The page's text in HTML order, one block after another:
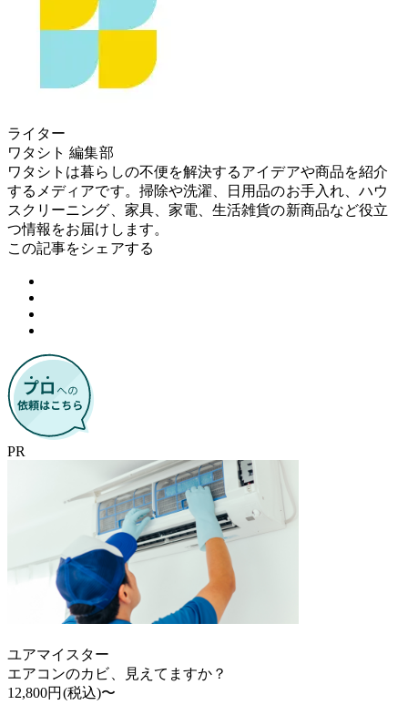
ライター
ワタシト 編集部
ワタシトは暮らしの不便を解決するアイデアや商品を紹介
するメディアです。掃除や洗濯、日用品のお手入れ、ハウ
スクリーニング、家具、家電、生活雑貨の新商品など役立
つ情報をお届けします。
この記事をシェアする
PR
ユアマイスター
エアコンのカビ、見えてますか？
12,800円 (税込)〜